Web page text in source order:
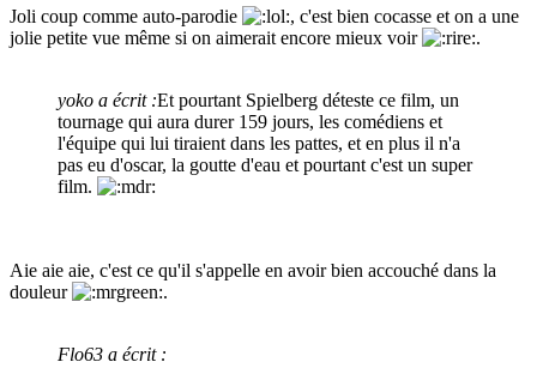
Joli coup comme auto-parodie
, c'est bien cocasse et on a une
jolie petite vue même si on aimerait encore mieux voir
.
yoko a écrit :Et pourtant Spielberg déteste ce film, un
tournage qui aura durer 159 jours, les comédiens et
l'équipe qui lui tiraient dans les pattes, et en plus il n'a
pas eu d'oscar, la goutte d'eau et pourtant c'est un super
film.
Aie aie aie, c'est ce qu'il s'appelle en avoir bien accouché dans la
douleur
.
Flo63 a écrit :